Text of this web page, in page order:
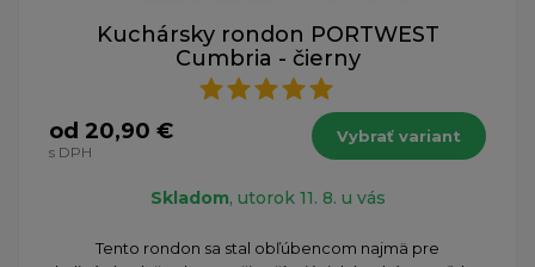
Kuchársky rondon PORTWEST
Cumbria - čierny
od 20,90 €
s DPH
Vybrať variant
Skladom, utorok 11. 8. u vás
​Tento rondon sa stal obľúbencom najmä pre